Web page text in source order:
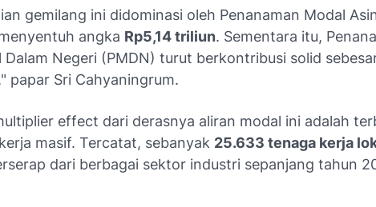
gemilang ini didominasi oleh Penanaman Modal
angka Rp5,14 triliun. Sementara itu,
Dalam Negeri (PMDN) turut berkontribusi solid
papar Sri Cahyaningrum.
effect dari derasnya aliran modal ini adalah
masif. Tercatat, sebanyak 25.633 tenaga kerja
dari berbagai sektor industri sepanjang tahun